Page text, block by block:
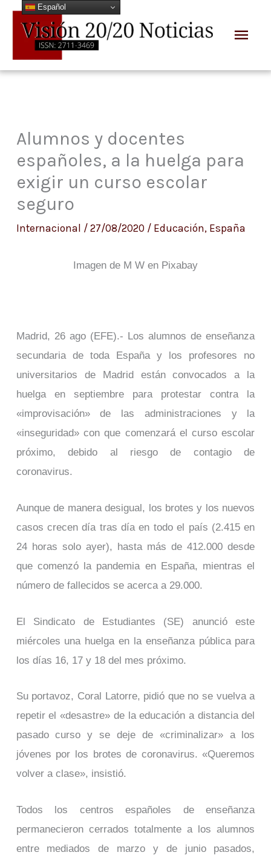
contenido
Alumnos y docentes
españoles, a la huelga para
exigir un curso escolar
seguro
Internacional / 27/08/2020 / Educación, España
Imagen de M W en Pixabay
Madrid, 26 ago (EFE).- Los alumnos de enseñanza
secundaria de toda España y los profesores no
universitarios de Madrid están convocados a la
huelga en septiembre para protestar contra la
«improvisación» de las administraciones y la
«inseguridad» con que comenzará el curso escolar
próximo, debido al riesgo de contagio de
coronavirus.
Aunque de manera desigual, los brotes y los nuevos
casos crecen día tras día en todo el país (2.415 en
24 horas solo ayer), hasta más de 412.000 desde
que comenzó la pandemia en España, mientras el
número de fallecidos se acerca a 29.000.
El Sindicato de Estudiantes (SE) anunció este
miércoles una huelga en la enseñanza pública para
los días 16, 17 y 18 del mes próximo.
Su portavoz, Coral Latorre, pidió que no se vuelva a
repetir el «desastre» de la educación a distancia del
pasado curso y se deje de «criminalizar» a los
jóvenes por los brotes de coronavirus. «Queremos
volver a clase», insistió.
Todos los centros españoles de enseñanza
permanecieron cerrados totalmente a los alumnos
entre mediados de marzo y de junio pasados,
Español